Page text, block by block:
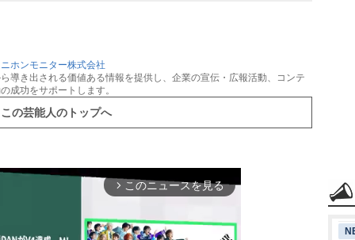
ニホンモニター株式会社
導き出される価値ある情報を提供し、企業の宣伝・広報活動、コンテ
成功をサポートします。
この芸能人のトップへ
arrow_forward_ios このニュースを見る